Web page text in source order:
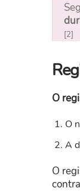
[2]
O
O
A
O